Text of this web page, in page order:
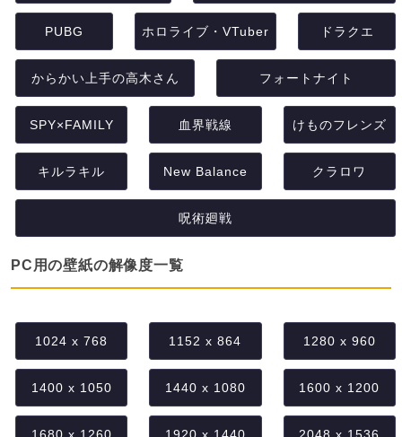
PUBG ホロライブ・VTuber ドラクエ
からかい上手の高木さん フォートナイト
SPY×FAMILY 血界戦線 けものフレンズ
キルラキル New Balance クラロワ
呪術廻戦
PC用の壁紙の解像度一覧
1024 x 768 1152 x 864 1280 x 960
1400 x 1050 1440 x 1080 1600 x 1200